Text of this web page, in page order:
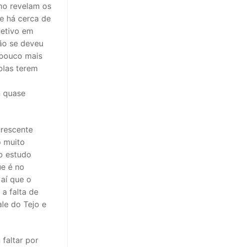
revelam os
há cerca de
em
se deveu
mais
terem
muito
estudo
é no
que o
a falta de
do Tejo e
faltar por